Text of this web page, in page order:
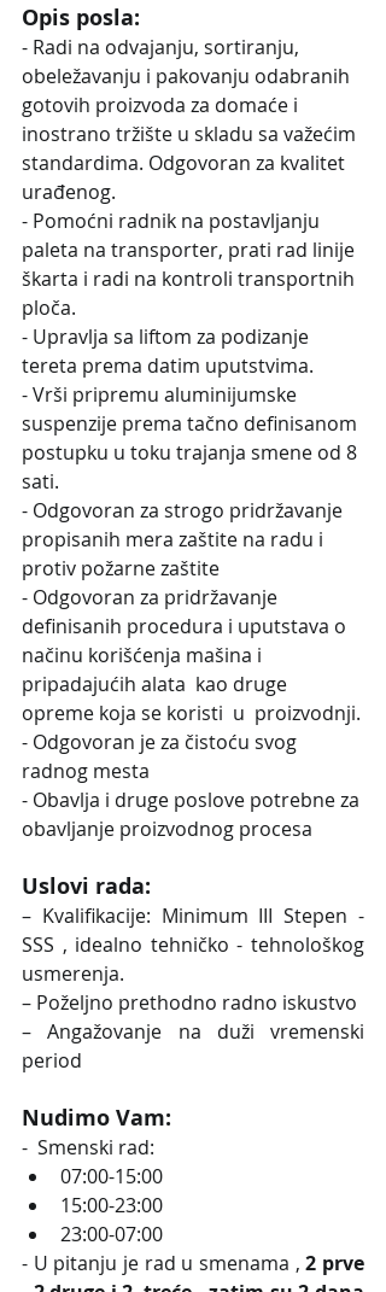
Opis posla:
- Radi na odvajanju, sortiranju,
obeležavanju i pakovanju odabranih
gotovih proizvoda za domaće i
inostrano tržište u skladu sa važećim
standardima. Odgovoran za kvalitet
urađenog.
- Pomoćni radnik na postavljanju
paleta na transporter, prati rad linije
škarta i radi na kontroli transportnih
ploča.
- Upravlja sa liftom za podizanje
tereta prema datim uputstvima.
- Vrši pripremu aluminijumske
suspenzije prema tačno definisanom
postupku u toku trajanja smene od 8
sati.
- Odgovoran za strogo pridržavanje
propisanih mera zaštite na radu i
protiv požarne zaštite
- Odgovoran za pridržavanje
definisanih procedura i uputstava o
načinu korišćenja mašina i
pripadajućih alata  kao druge
opreme koja se koristi  u  proizvodnji.
- Odgovoran je za čistoću svog
radnog mesta
- Obavlja i druge poslove potrebne za
obavljanje proizvodnog procesa
Uslovi rada:
– Kvalifikacije: Minimum III Stepen -
SSS , idealno tehničko - tehnološkog
usmerenja.
– Poželjno prethodno radno iskustvo
– Angažovanje na duži vremenski
period
Nudimo Vam:
-  Smenski rad:
07:00-15:00
15:00-23:00
23:00-07:00
- U pitanju je rad u smenama , 2 prve